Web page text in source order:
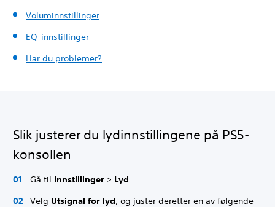
Voluminnstillinger
EQ-innstillinger
Har du problemer?
Slik justerer du lydinnstillingene på PS5-
konsollen
Gå til Innstillinger > Lyd.
Velg Utsignal for lyd, og juster deretter en av følgende